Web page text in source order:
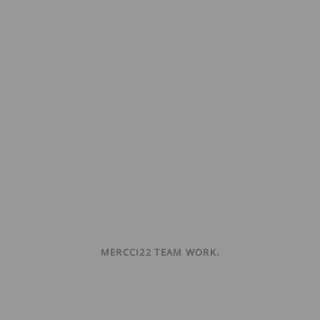
MERCCI22 TEAM WORK.